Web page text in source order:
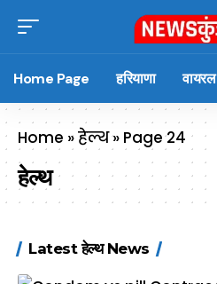
Home Page हरियाणा वायरल
Home »हेल्थ» Page 24
हेल्थ
Latest हेल्थ News